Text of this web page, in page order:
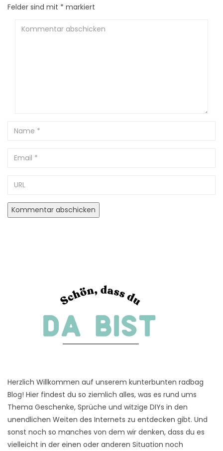
Felder sind mit * markiert
Kommentar
Name
Email
Herzlich Willkommen auf unserem kunterbunten radbag
Blog! Hier findest du so ziemlich alles, was es rund ums
Thema Geschenke, Sprüche und witzige DIYs in den
unendlichen Weiten des Internets zu entdecken gibt. Und
sonst noch so manches von dem wir denken, dass du es
vielleicht in der einen oder anderen Situation noch